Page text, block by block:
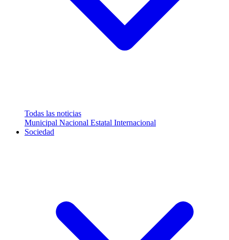
Todas las noticias
Municipal Nacional Estatal Internacional
Sociedad